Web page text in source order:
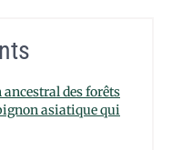
des forêts
asiatique qui